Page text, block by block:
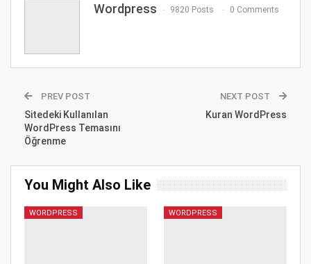
Wordpress 9820 Posts 0 Comments
PREV POST
Sitedeki Kullanılan
WordPress Temasını
Öğrenme
NEXT POST
Kuran WordPress
You Might Also Like
WORDPRESS WORDPRESS